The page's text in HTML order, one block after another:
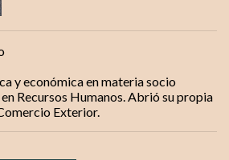
y económica en materia socio
Recursos Humanos. Abrió su propia
Exterior.